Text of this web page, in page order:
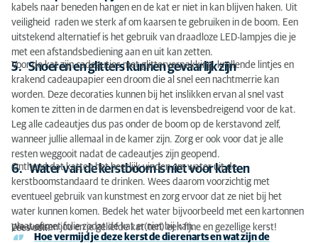
kabels naar beneden hangen en de kat er niet in kan blijven haken. Uit
veiligheid raden we sterk af om kaarsen te gebruiken in de boom. Een
uitstekend alternatief is het gebruik van draadloze LED-lampjes die je
met een afstandsbediening aan en uit kan zetten.
5. Snoeren en glitters kunnen gevaarlijk zijn
Voor de kat zijn cadeautjes met glitterverpakking, krullende lintjes en
krakend cadeaupapier een droom die al snel een nachtmerrie kan
worden. Deze decoraties kunnen bij het inslikken ervan al snel vast
komen te zitten in de darmen en dat is levensbedreigend voor de kat.
Leg alle cadeautjes dus pas onder de boom op de kerstavond zelf,
wanneer jullie allemaal in de kamer zijn. Zorg er ook voor dat je alle
resten weggooit nadat de cadeautjes zijn geopend.
6. Water van de kerstboom is niet voor katten
Onthoud dat katten het heerlijk vinden om water uit de
kerstboomstandaard te drinken. Wees daarom voorzichtig met
eventueel gebruik van kunstmest en zorg ervoor dat ze niet bij het
water kunnen komen. Bedek het water bijvoorbeeld met een kartonnen
plaat of met folie zodat de kat er niet bij kan.
We wensen jou en je geliefde kat(ten) een fijne en gezellige kerst!
Lees ook:
Hoe vermijd je deze kerst de dierenarts en wat zijn de